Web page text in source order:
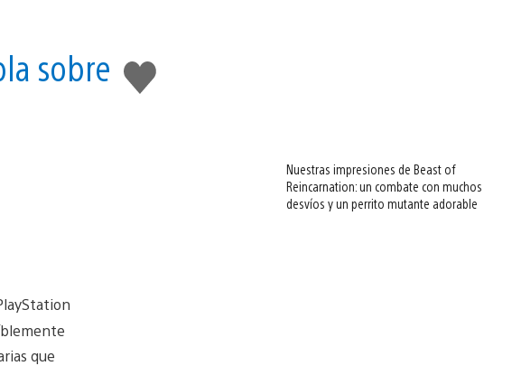
Me
gusta
sobre
que
Nuestras impresiones de Beast of
Reincarnation: un combate con muchos
desvíos y un perrito mutante adorable